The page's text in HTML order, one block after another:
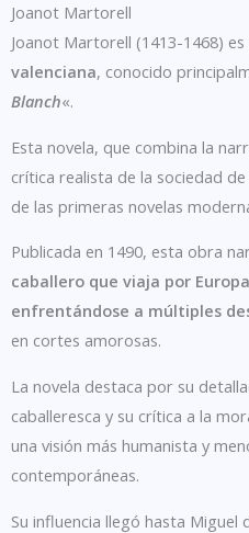
Joanot Martorell
Joanot Martorell (1413-1468)
valenciana, conocido
Blanch«.
Esta novela, que combina la
crítica realista de la sociedad
de las primeras novelas
Publicada en 1490, esta obra
caballero que viaja por
enfrentándose a múltiples
en cortes amorosas.
La novela destaca por su
caballeresca y su crítica a la
una visión más humanista y
contemporáneas.
Su influencia llegó hasta Miguel